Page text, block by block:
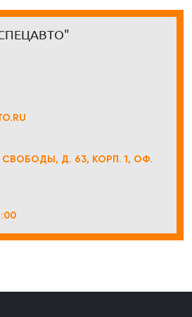
СВОБОДЫ, Д. 63, КОРП. 1, ОФ.